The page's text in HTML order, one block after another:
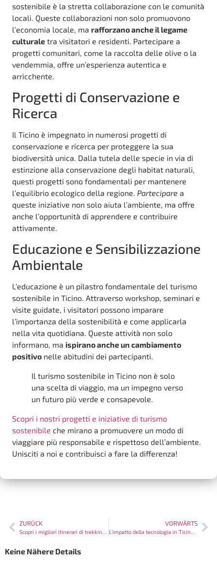
sostenibile è la stretta collaborazione con le comunità
locali. Queste collaborazioni non solo promuovono
l’economia locale, ma rafforzano anche il legame
culturale tra visitatori e residenti. Partecipare a
progetti comunitari, come la raccolta delle olive o la
vendemmia, offre un’esperienza autentica e
arricchente.
Progetti di Conservazione e
Ricerca
Il Ticino è impegnato in numerosi progetti di
conservazione e ricerca per proteggere la sua
biodiversità unica. Dalla tutela delle specie in via di
estinzione alla conservazione degli habitat naturali,
questi progetti sono fondamentali per mantenere
l’equilibrio ecologico della regione. Partecipare a
queste iniziative non solo aiuta l’ambiente, ma offre
anche l’opportunità di apprendere e contribuire
attivamente.
Educazione e Sensibilizzazione
Ambientale
L’educazione è un pilastro fondamentale del turismo
sostenibile in Ticino. Attraverso workshop, seminari e
visite guidate, i visitatori possono imparare
l’importanza della sostenibilità e come applicarla
nella vita quotidiana. Queste attività non solo
informano, ma ispirano anche un cambiamento
positivo nelle abitudini dei partecipanti.
Il turismo sostenibile in Ticino non è solo
una scelta di viaggio, ma un impegno verso
un futuro più verde e consapevole.
Scopri i nostri progetti e iniziative di turismo
sostenibile che mirano a promuovere un modo di
viaggiare più responsabile e rispettoso dell’ambiente.
Unisciti a noi e contribuisci a fare la differenza!
ZURÜCK
Scopri i migliori itinerari di trekking in Ticino: una guida completa
VORWÄRTS
L’impatto della tecnologia in Ticino: Un’analisi approfondita
Keine Nähere Details